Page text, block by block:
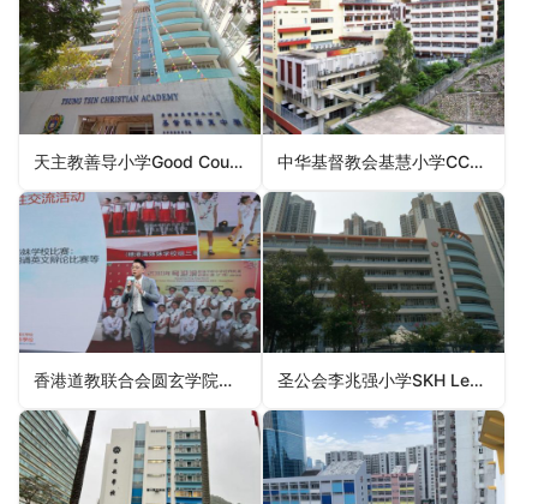
天主教善导小学Good Counsel Catholic Primary School（深水埗区小学） 中华基督教会基慧小学CCC Kei Wai Primary School（荃湾区小学）
香港道教联合会圆玄学院陈吕重德纪念学校HKTA YYI Chan Lui Chung Tak Memorial School（观塘区小学） 圣公会李兆强小学SKH Lee Shiu Keung Primary School（观塘区小学）